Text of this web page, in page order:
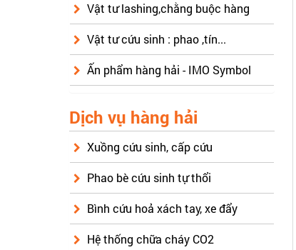
Vật tư lashing,chằng buộc hàng
Vật tư cứu sinh : phao ,tín...
Ấn phẩm hàng hải - IMO Symbol
Dịch vụ hàng hải
Xuồng cứu sinh, cấp cứu
Phao bè cứu sinh tự thổi
Bình cứu hoả xách tay, xe đẩy
Hệ thống chữa cháy CO2